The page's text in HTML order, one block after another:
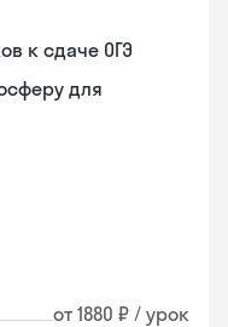
к сдаче ОГЭ
для
от 1880 ₽ / урок